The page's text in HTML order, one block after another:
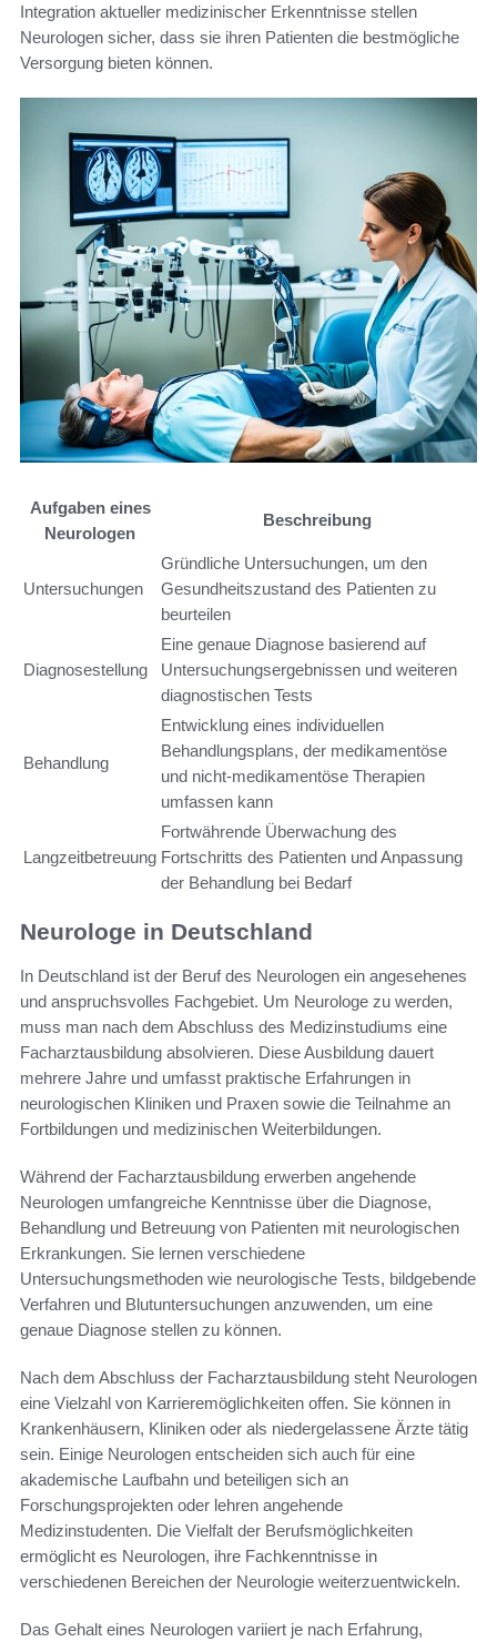
Integration aktueller medizinischer Erkenntnisse stellen
Neurologen sicher, dass sie ihren Patienten die bestmögliche
Versorgung bieten können.
Aufgaben eines
Neurologen
Beschreibung
Untersuchungen
Gründliche Untersuchungen, um den
Gesundheitszustand des Patienten zu
beurteilen
Diagnosestellung
Eine genaue Diagnose basierend auf
Untersuchungsergebnissen und weiteren
diagnostischen Tests
Behandlung
Entwicklung eines individuellen
Behandlungsplans, der medikamentöse
und nicht-medikamentöse Therapien
umfassen kann
Langzeitbetreuung
Fortwährende Überwachung des
Fortschritts des Patienten und Anpassung
der Behandlung bei Bedarf
Neurologe in Deutschland
In Deutschland ist der Beruf des Neurologen ein angesehenes
und anspruchsvolles Fachgebiet. Um Neurologe zu werden,
muss man nach dem Abschluss des Medizinstudiums eine
Facharztausbildung absolvieren. Diese Ausbildung dauert
mehrere Jahre und umfasst praktische Erfahrungen in
neurologischen Kliniken und Praxen sowie die Teilnahme an
Fortbildungen und medizinischen Weiterbildungen.
Während der Facharztausbildung erwerben angehende
Neurologen umfangreiche Kenntnisse über die Diagnose,
Behandlung und Betreuung von Patienten mit neurologischen
Erkrankungen. Sie lernen verschiedene
Untersuchungsmethoden wie neurologische Tests, bildgebende
Verfahren und Blutuntersuchungen anzuwenden, um eine
genaue Diagnose stellen zu können.
Nach dem Abschluss der Facharztausbildung steht Neurologen
eine Vielzahl von Karrieremöglichkeiten offen. Sie können in
Krankenhäusern, Kliniken oder als niedergelassene Ärzte tätig
sein. Einige Neurologen entscheiden sich auch für eine
akademische Laufbahn und beteiligen sich an
Forschungsprojekten oder lehren angehende
Medizinstudenten. Die Vielfalt der Berufsmöglichkeiten
ermöglicht es Neurologen, ihre Fachkenntnisse in
verschiedenen Bereichen der Neurologie weiterzuentwickeln.
Das Gehalt eines Neurologen variiert je nach Erfahrung,